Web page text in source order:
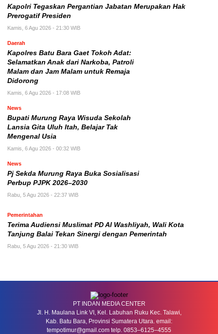
Kapolri Tegaskan Pergantian Jabatan Merupakan Hak
Prerogatif Presiden
Kamis, 6 Agu 2026 - 21:30 WIB
Daerah
Kapolres Batu Bara Gaet Tokoh Adat:
Selamatkan Anak dari Narkoba, Patroli
Malam dan Jam Malam untuk Remaja
Didorong
Kamis, 6 Agu 2026 - 17:08 WIB
News
Bupati Murung Raya Wisuda Sekolah
Lansia Gita Uluh Itah, Belajar Tak
Mengenal Usia
Kamis, 6 Agu 2026 - 00:32 WIB
News
Pj Sekda Murung Raya Buka Sosialisasi
Perbup PJPK 2026–2030
Rabu, 5 Agu 2026 - 22:37 WIB
Pemerintahan
Terima Audiensi Muslimat PD Al Washliyah, Wali Kota
Tanjung Balai Tekan Sinergi dengan Pemerintah
Rabu, 5 Agu 2026 - 21:30 WIB
PT INDAN MEDIA CENTER
Jl. H. Maulana Link VI, Kel. Labuhan Ruku Kec. Talawi,
Kab. Batu Bara, Provinsi Sumatera Utara. email:
tempotimur@gmail.com telp. 0853–6125–4555